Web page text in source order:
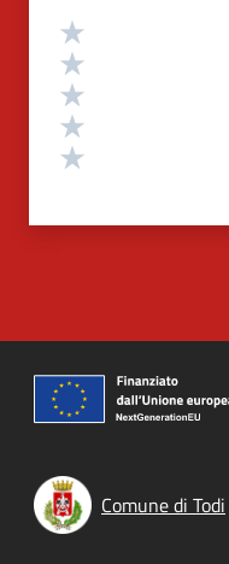
Valutazione
Comune di Todi